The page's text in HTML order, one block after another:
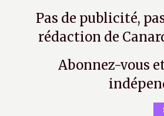
Pas de publicité,
rédaction de
Abonnez-vous